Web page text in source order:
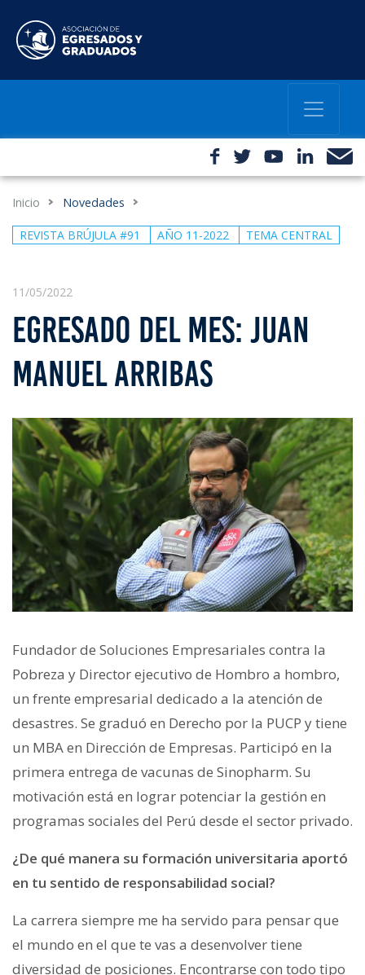
Inicio Novedades
REVISTA BRÚJULA #91 AÑO 11-2022 TEMA CENTRAL
11/05/2022
EGRESADO DEL MES: JUAN
MANUEL ARRIBAS
Fundador de Soluciones Empresariales contra la
Pobreza y Director ejecutivo de Hombro a hombro,
un frente empresarial dedicado a la atención de
desastres. Se graduó en Derecho por la PUCP y tiene
un MBA en Dirección de Empresas. Participó en la
primera entrega de vacunas de Sinopharm. Su
motivación está en lograr potenciar la gestión en
programas sociales del Perú desde el sector privado.
¿De qué manera su formación universitaria aportó
en tu sentido de responsabilidad social?
La carrera siempre me ha servido para pensar que
el mundo en el que te vas a desenvolver tiene
diversidad de posiciones. Encontrarse con todo tipo